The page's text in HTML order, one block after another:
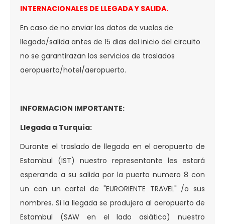
INTERNACIONALES DE LLEGADA Y SALIDA.
En caso de no enviar los datos de vuelos de
llegada/salida antes de 15 dias del inicio del circuito
no se garantirazan los servicios de traslados
aeropuerto/hotel/aeropuerto.
INFORMACION IMPORTANTE:
Llegada a Turquía:
Durante el traslado de llegada en el aeropuerto de
Estambul (IST) nuestro representante les estará
esperando a su salida por la puerta numero 8 con
un con un cartel de "EURORIENTE TRAVEL" /o sus
nombres. Si la llegada se produjera al aeropuerto de
Estambul (SAW en el lado asiático) nuestro